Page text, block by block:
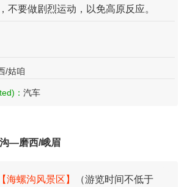
不要做剧烈运动，以免高原反应。
/姑咱
： 汽车
—磨西/峨眉
【海螺沟风景区】
（游览时间不低于